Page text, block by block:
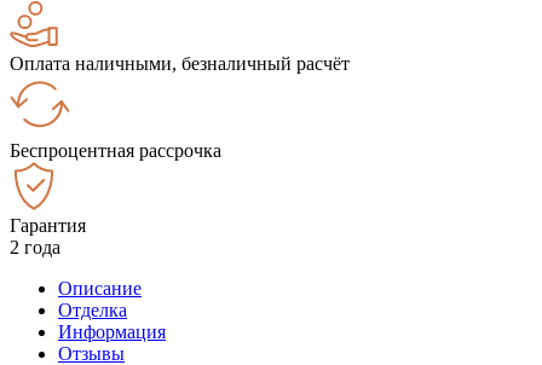
Оплата наличными, безналичный расчёт
Беспроцентная рассрочка
Гарантия
2 года
Описание
Отделка
Информация
Отзывы